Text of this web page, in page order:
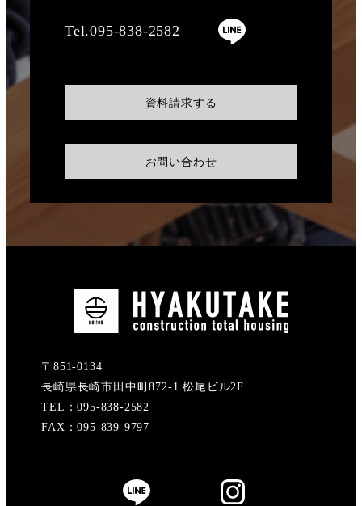
Tel.095-838-2582
資料請求する
お問い合わせ
〒851-0134
長崎県長崎市田中町872-1 松尾ビル2F
TEL：095-838-2582
FAX：095-839-9797